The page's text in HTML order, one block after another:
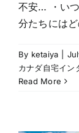
不安… ・い
分たちには
By ketaiya
カナダ自宅イン
Read More